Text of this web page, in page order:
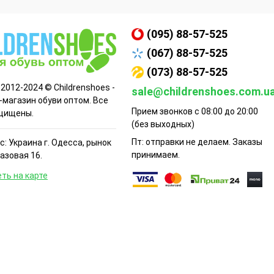
2024 © Childrenshoes -
обуви оптом. Все
Украина г. Одесса, рынок
16.
на карте
(095) 88-57-525
(067) 88-57-525
(073) 88-57-525
Прием звонков с 08:00 до 20:00
(без выходных)
Пт: отправки не делаем. Заказы
принимаем.